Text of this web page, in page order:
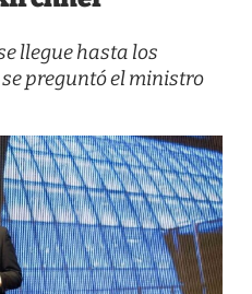
llegue hasta los
preguntó el ministro